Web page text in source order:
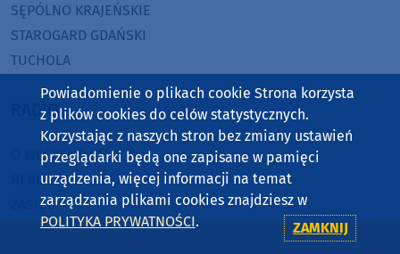
SĘPÓLNO KRAJEŃSKIE
STAROGARD GDAŃSKI
TUCHOLA
RADIO
O WEEKEND FM
REKLAMA
ZASIĘG
JAK SŁUCHAĆ?
Powiadomienie o plikach cookie Strona korzysta
z plików cookies do celów statystycznych.
Korzystając z naszych stron bez zmiany ustawień
przeglądarki będą one zapisane w pamięci
urządzenia, więcej informacji na temat
zarządzania plikami cookies znajdziesz w
POLITYKA PRYWATNOŚCI. ZAMKNIJ